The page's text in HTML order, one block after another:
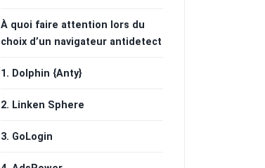
À quoi faire attention lors du
choix d’un navigateur antidetect
1. Dolphin {Anty}
2. Linken Sphere
3. GoLogin